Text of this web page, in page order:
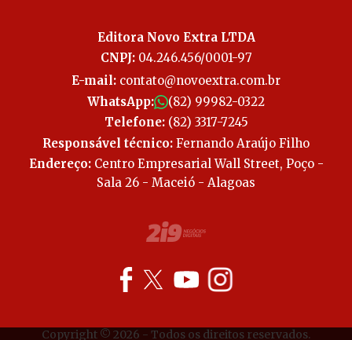
Editora Novo Extra LTDA
CNPJ:04.246.456/0001-97
E-mail: contato@novoextra.com.br
WhatsApp:
(82) 99982-0322
Telefone:(82) 3317-7245
Responsável técnico: Fernando Araújo Filho
Endereço:Centro Empresarial Wall Street, Poço -
Sala 26 - Maceió - Alagoas
Copyright © 2026 - Todos os direitos reservados.